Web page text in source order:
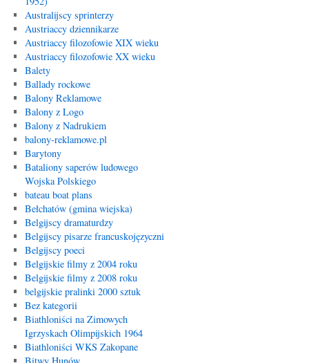
Australijscy sprinterzy
Austriaccy dziennikarze
Austriaccy filozofowie XIX wieku
Austriaccy filozofowie XX wieku
Balety
Ballady rockowe
Balony Reklamowe
Balony z Logo
Balony z Nadrukiem
balony-reklamowe.pl
Barytony
Bataliony saperów ludowego
Wojska Polskiego
bateau boat plans
Bełchatów (gmina wiejska)
Belgijscy dramaturdzy
Belgijscy pisarze francuskojęzyczni
Belgijscy poeci
Belgijskie filmy z 2004 roku
Belgijskie filmy z 2008 roku
belgijskie pralinki 2000 sztuk
Bez kategorii
Biathloniści na Zimowych
Igrzyskach Olimpijskich 1964
Biathloniści WKS Zakopane